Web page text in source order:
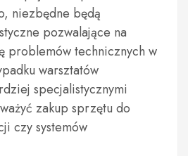
niezbędne będą
pozwalające na
problemów technicznych w
warsztatów
specjalistycznymi
zakup sprzętu do
czy systemów